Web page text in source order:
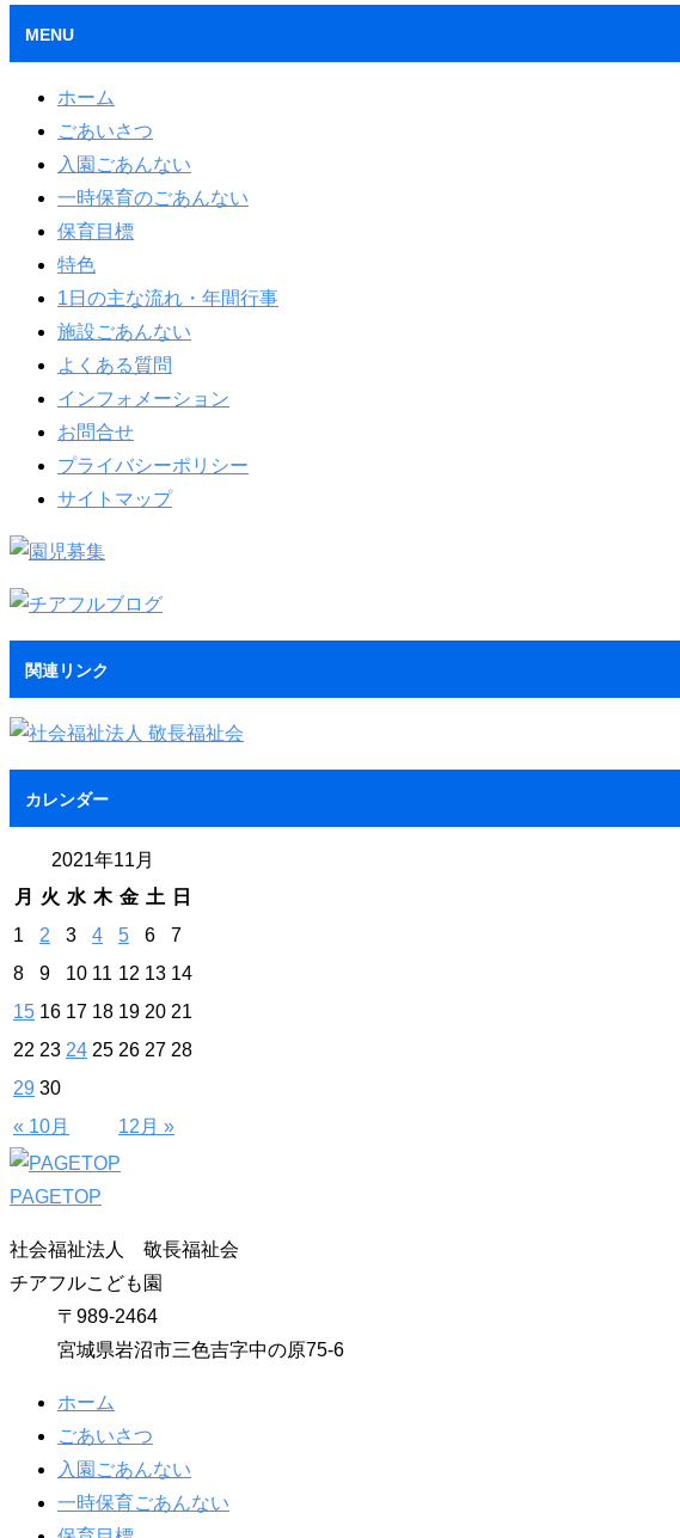
MENU
ホーム
ごあいさつ
入園ごあんない
一時保育のごあんない
保育目標
特色
1日の主な流れ・年間行事
施設ごあんない
よくある質問
インフォメーション
お問合せ
プライバシーポリシー
サイトマップ
関連リンク
カレンダー
2021年11月
月
火 水 木 金 土 日
« 10月 12月 »
1 2 3 4 5 6
7
8
9 10 11 12 13 14
15 16 17 18 19 20 21
22 23 24 25 26 27 28
29 30
PAGETOP
社会福祉法人 敬長福祉会
チアフルこども園
〒989-2464
宮城県岩沼市三色吉字中の原75-6
ホーム
ごあいさつ
入園ごあんない
一時保育ごあんない